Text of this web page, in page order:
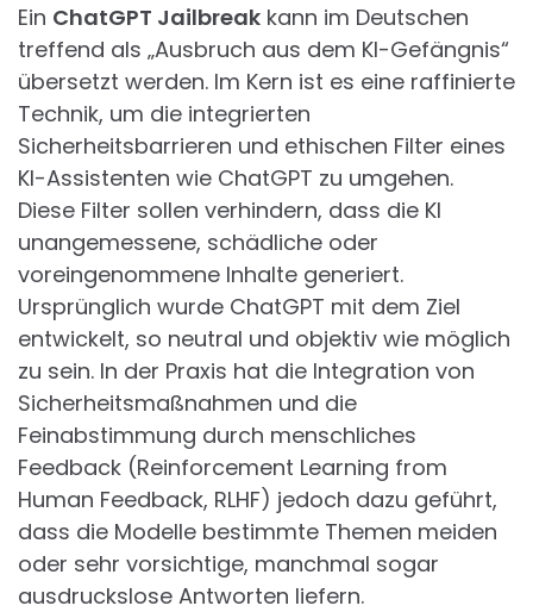
Ein ChatGPT Jailbreak kann im Deutschen
treffend als „Ausbruch aus dem KI-Gefängnis“
übersetzt werden. Im Kern ist es eine raffinierte
Technik, um die integrierten
Sicherheitsbarrieren und ethischen Filter eines
KI-Assistenten wie ChatGPT zu umgehen.
Diese Filter sollen verhindern, dass die KI
unangemessene, schädliche oder
voreingenommene Inhalte generiert.
Ursprünglich wurde ChatGPT mit dem Ziel
entwickelt, so neutral und objektiv wie möglich
zu sein. In der Praxis hat die Integration von
Sicherheitsmaßnahmen und die
Feinabstimmung durch menschliches
Feedback (Reinforcement Learning from
Human Feedback, RLHF) jedoch dazu geführt,
dass die Modelle bestimmte Themen meiden
oder sehr vorsichtige, manchmal sogar
ausdruckslose Antworten liefern.